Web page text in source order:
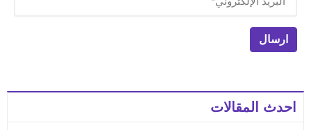
احدث المقالات